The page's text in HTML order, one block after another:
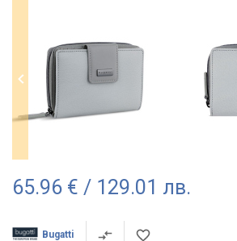
65.96 € / 129.01 лв.
Bugatti